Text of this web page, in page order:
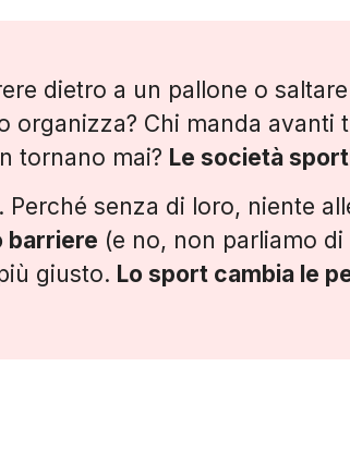
dietro a un pallone o
organizza? Chi manda
tornano mai? Le società
Perché senza di loro, niente
barriere (e no, non parliamo
giusto. Lo sport cambia le